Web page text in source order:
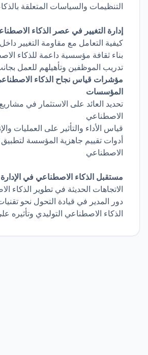
التنظيمات والسياسات المتعلقة
إدارة التغيير في عصر الذكاء
كيفية التعامل مع مقاومة التغيير
بناء ثقافة مؤسسية داعمة للذكاء
تدريب الموظفين وتأهيلهم للعمل
مؤشرات قياس نجاح الذكاء
المؤسسات
تحديد العائد على الاستثمار في
الاصطناعي
قياس الأداء والتأثير على العمليات
أدوات تقييم جاهزية المؤسسة لتطبيق
الاصطناعي
مستقبل الذكاء الاصطناعي في الإدارة
الاتجاهات الحديثة في تطوير الذكاء
دور المدير في قيادة التحول نحو
الذكاء الاصطناعي التوليدي وتأثيره